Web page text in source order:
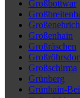
Großbottwar
Großenehrich
Großenhain
Großräschen
Großschirma
Grünberg
Grünhain-